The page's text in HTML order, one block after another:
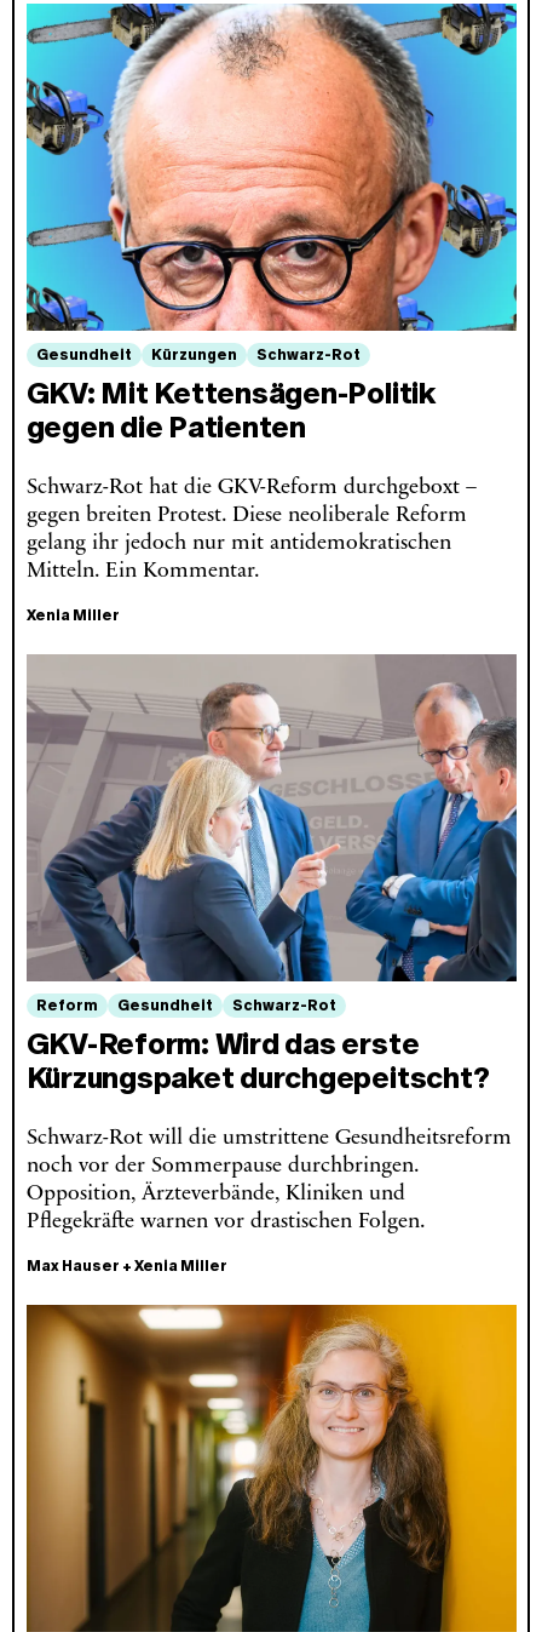
Gesundheit Kürzungen Schwarz-Rot
GKV: Mit Kettensägen-Politik
gegen die Patienten
Schwarz-Rot hat die GKV-Reform durchgeboxt –
gegen breiten Protest. Diese neoliberale Reform
gelang ihr jedoch nur mit antidemokratischen
Mitteln. Ein Kommentar.
Xenia Miller
Reform Gesundheit Schwarz-Rot
GKV-Reform: Wird das erste
Kürzungspaket durchgepeitscht?
Schwarz-Rot will die umstrittene Gesundheitsreform
noch vor der Sommerpause durchbringen.
Opposition, Ärzteverbände, Kliniken und
Pflegekräfte warnen vor drastischen Folgen.
Max Hauser + Xenia Miller